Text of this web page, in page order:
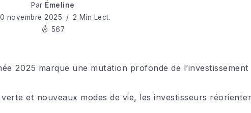
Par Émeline
novembre 2025
2 Min Lect.
567
2025 marque une mutation profonde de l’investissement
et nouveaux modes de vie, les investisseurs